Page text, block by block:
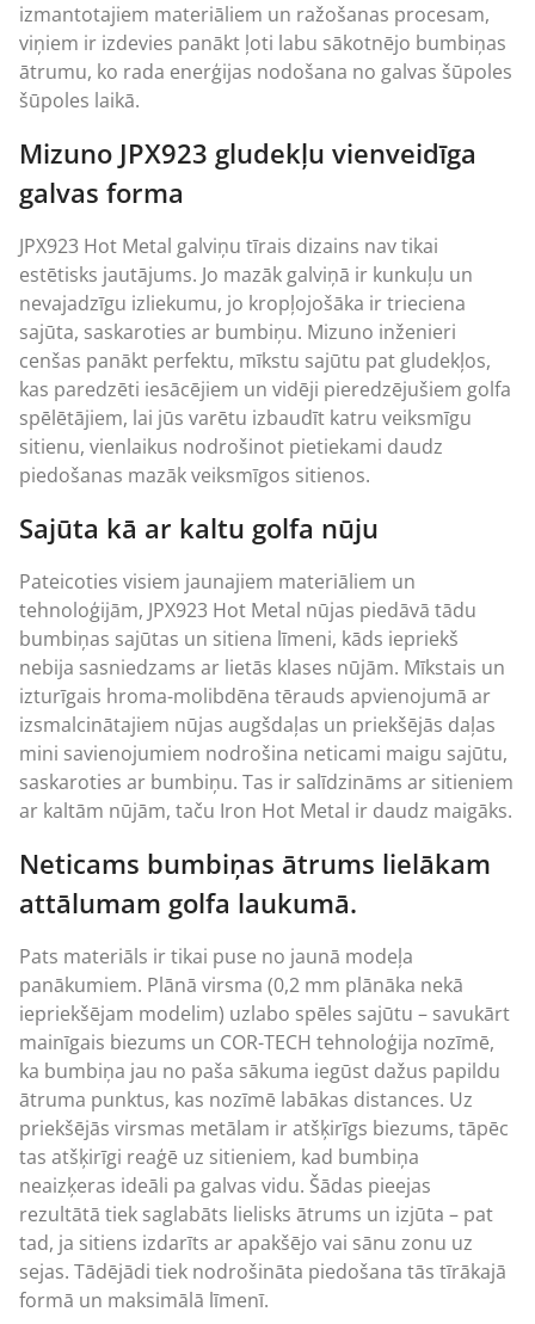
izmantotajiem materiāliem un ražošanas procesam,
viņiem ir izdevies panākt ļoti labu sākotnējo bumbiņas
ātrumu, ko rada enerģijas nodošana no galvas šūpoles
šūpoles laikā.
Mizuno JPX923 gludekļu vienveidīga
galvas forma
JPX923 Hot Metal galviņu tīrais dizains nav tikai
estētisks jautājums. Jo mazāk galviņā ir kunkuļu un
nevajadzīgu izliekumu, jo kropļojošāka ir trieciena
sajūta, saskaroties ar bumbiņu. Mizuno inženieri
cenšas panākt perfektu, mīkstu sajūtu pat gludekļos,
kas paredzēti iesācējiem un vidēji pieredzējušiem golfa
spēlētājiem, lai jūs varētu izbaudīt katru veiksmīgu
sitienu, vienlaikus nodrošinot pietiekami daudz
piedošanas mazāk veiksmīgos sitienos.
Sajūta kā ar kaltu golfa nūju
Pateicoties visiem jaunajiem materiāliem un
tehnoloģijām, JPX923 Hot Metal nūjas piedāvā tādu
bumbiņas sajūtas un sitiena līmeni, kāds iepriekš
nebija sasniedzams ar lietās klases nūjām. Mīkstais un
izturīgais hroma-molibdēna tērauds apvienojumā ar
izsmalcinātajiem nūjas augšdaļas un priekšējās daļas
mini savienojumiem nodrošina neticami maigu sajūtu,
saskaroties ar bumbiņu. Tas ir salīdzināms ar sitieniem
ar kaltām nūjām, taču Iron Hot Metal ir daudz maigāks.
Neticams bumbiņas ātrums lielākam
attālumam golfa laukumā.
Pats materiāls ir tikai puse no jaunā modeļa
panākumiem. Plānā virsma (0,2 mm plānāka nekā
iepriekšējam modelim) uzlabo spēles sajūtu – savukārt
mainīgais biezums un COR-TECH tehnoloģija nozīmē,
ka bumbiņa jau no paša sākuma iegūst dažus papildu
ātruma punktus, kas nozīmē labākas distances. Uz
priekšējās virsmas metālam ir atšķirīgs biezums, tāpēc
tas atšķirīgi reaģē uz sitieniem, kad bumbiņa
neaizķeras ideāli pa galvas vidu. Šādas pieejas
rezultātā tiek saglabāts lielisks ātrums un izjūta – pat
tad, ja sitiens izdarīts ar apakšējo vai sānu zonu uz
sejas. Tādējādi tiek nodrošināta piedošana tās tīrākajā
formā un maksimālā līmenī.